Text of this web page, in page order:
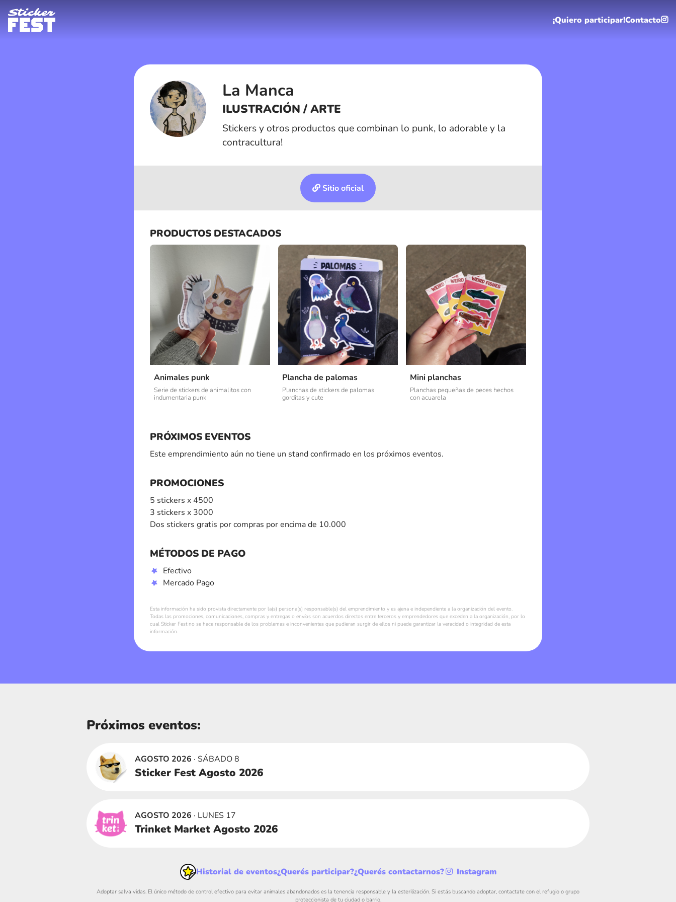
¡Quiero participar!Contacto
La Manca
ILUSTRACIÓN / ARTE
Stickers y otros productos que combinan lo punk, lo adorable y la
contracultura!
Sitio oficial
PRODUCTOS DESTACADOS
Animales punk
Serie de stickers de animalitos con
indumentaria punk
Plancha de palomas
Planchas de stickers de palomas
gorditas y cute
Mini planchas
Planchas pequeñas de peces hechos
con acuarela
PRÓXIMOS EVENTOS
Este emprendimiento aún no tiene un stand confirmado en los próximos eventos.
PROMOCIONES
5 stickers x 4500
3 stickers x 3000
Dos stickers gratis por compras por encima de 10.000
MÉTODOS DE PAGO
Efectivo
Mercado Pago
Esta información ha sido provista directamente por la(s) persona(s) responsable(s) del emprendimiento y es ajena e independiente a la organización del evento.
Todas las promociones, comunicaciones, compras y entregas o envíos son acuerdos directos entre terceros y emprendedores que exceden a la organización, por lo
cual Sticker Fest no se hace responsable de los problemas e inconvenientes que pudieran surgir de ellos ni puede garantizar la veracidad o integridad de esta
información.
Próximos eventos:
AGOSTO 2026 · SÁBADO 8
Sticker Fest Agosto 2026
AGOSTO 2026 · LUNES 17
Trinket Market Agosto 2026
Historial de eventos¿Querés participar?¿Querés contactarnos? Instagram
Adoptar salva vidas. El único método de control efectivo para evitar animales abandonados es la tenencia responsable y la esterilización. Si estás buscando adoptar, contactate con el refugio o grupo
proteccionista de tu ciudad o barrio.